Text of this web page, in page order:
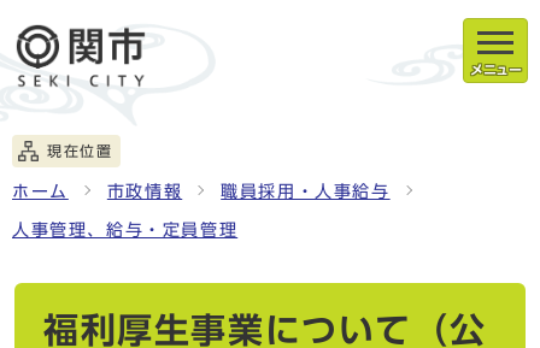
メニュー
現在位置
ホーム 市政情報 職員採用・人事給与
人事管理、給与・定員管理
福利厚生事業について（公